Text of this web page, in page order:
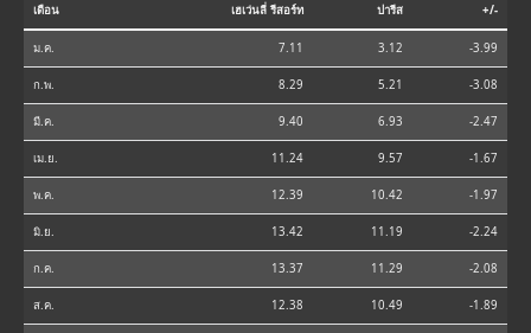
เดือน เฮเว่นลี่ รีสอร์ท ปารีส +/-
ม.ค. 7.11 3.12 -3.99
ก.พ. 8.29 5.21 -3.08
มี.ค. 9.40 6.93 -2.47
เม.ย. 11.24 9.57 -1.67
พ.ค. 12.39 10.42 -1.97
มิ.ย. 13.42 11.19 -2.24
ก.ค. 13.37 11.29 -2.08
ส.ค. 12.38 10.49 -1.89